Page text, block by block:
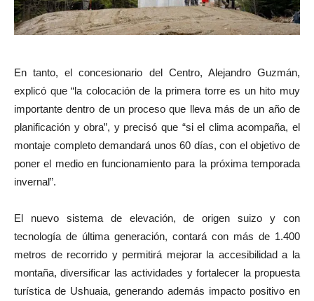
En tanto, el concesionario del Centro, Alejandro Guzmán,
explicó que “la colocación de la primera torre es un hito muy
importante dentro de un proceso que lleva más de un año de
planificación y obra”, y precisó que “si el clima acompaña, el
montaje completo demandará unos 60 días, con el objetivo de
poner el medio en funcionamiento para la próxima temporada
invernal”.
El nuevo sistema de elevación, de origen suizo y con
tecnología de última generación, contará con más de 1.400
metros de recorrido y permitirá mejorar la accesibilidad a la
montaña, diversificar las actividades y fortalecer la propuesta
turística de Ushuaia, generando además impacto positivo en